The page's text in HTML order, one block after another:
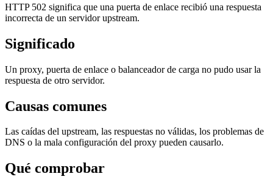
HTTP 502 significa que una puerta de enlace recibió una respuesta
incorrecta de un servidor upstream.
Significado
Un proxy, puerta de enlace o balanceador de carga no pudo usar la
respuesta de otro servidor.
Causas comunes
Las caídas del upstream, las respuestas no válidas, los problemas de
DNS o la mala configuración del proxy pueden causarlo.
Qué comprobar